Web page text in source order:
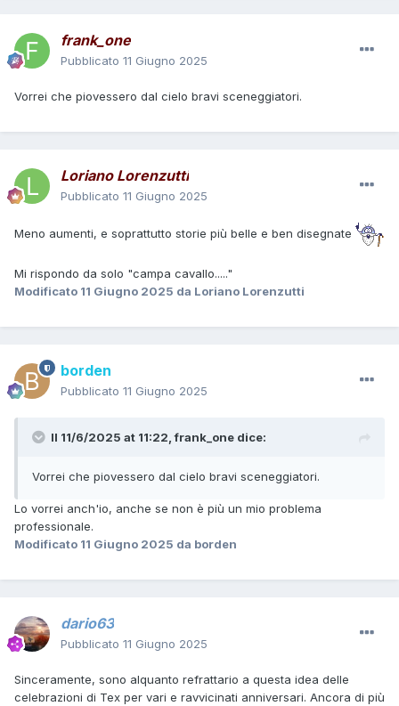
frank_one
Pubblicato 11 Giugno 2025
Vorrei che piovessero dal cielo bravi sceneggiatori.
Loriano Lorenzutti
Pubblicato 11 Giugno 2025
Meno aumenti, e soprattutto storie più belle e ben disegnate
Mi rispondo da solo "campa cavallo....."
Modificato 11 Giugno 2025 da Loriano Lorenzutti
borden
Pubblicato 11 Giugno 2025
Il 11/6/2025 at 11:22,frank_one dice:
Vorrei che piovessero dal cielo bravi sceneggiatori.
Lo vorrei anch'io, anche se non è più un mio problema
professionale.
Modificato 11 Giugno 2025 da borden
dario63
Pubblicato 11 Giugno 2025
Sinceramente, sono alquanto refrattario a questa idea delle
celebrazioni di Tex per vari e ravvicinati anniversari. Ancora di più